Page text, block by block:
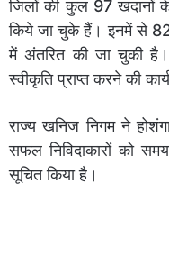
जिलों की कुल 97 खदानों के
किये जा चुके हैं। इनमें से 82
में अंतरित की जा चुकी है।
स्वीकृति प्राप्त करने की
राज्य खनिज निगम ने
सफल निविदाकारों को
सूचित किया है।